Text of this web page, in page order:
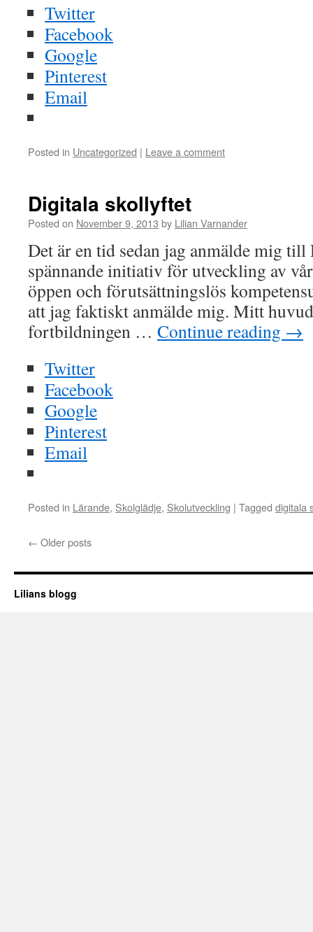
Twitter
Facebook
Google
Pinterest
Email
Posted in Uncategorized | Leave a comment
Digitala skollyftet
Posted on November 9, 2013 by Lilian Varnander
Det är en tid sedan jag anmälde mig
spännande initiativ för utveckling av
öppen och förutsättningslös
att jag faktiskt anmälde mig. Mitt
fortbildningen … Continue reading →
Twitter
Facebook
Google
Pinterest
Email
Posted in Lärande, Skolglädje, Skolutveckling | Tagged digitala
← Older posts
Lilians blogg